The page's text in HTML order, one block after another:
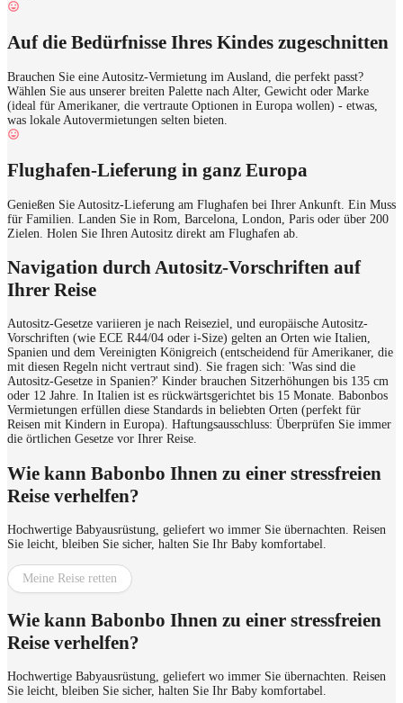
Auf die Bedürfnisse Ihres Kindes zugeschnitten
Brauchen Sie eine Autositz-Vermietung im Ausland, die perfekt passt?
Wählen Sie aus unserer breiten Palette nach Alter, Gewicht oder Marke
(ideal für Amerikaner, die vertraute Optionen in Europa wollen) - etwas,
was lokale Autovermietungen selten bieten.
Flughafen-Lieferung in ganz Europa
Genießen Sie Autositz-Lieferung am Flughafen bei Ihrer Ankunft. Ein Muss
für Familien. Landen Sie in Rom, Barcelona, London, Paris oder über 200
Zielen. Holen Sie Ihren Autositz direkt am Flughafen ab.
Navigation durch Autositz-Vorschriften auf
Ihrer Reise
Autositz-Gesetze variieren je nach Reiseziel, und europäische Autositz-
Vorschriften (wie ECE R44/04 oder i-Size) gelten an Orten wie Italien,
Spanien und dem Vereinigten Königreich (entscheidend für Amerikaner, die
mit diesen Regeln nicht vertraut sind). Sie fragen sich: 'Was sind die
Autositz-Gesetze in Spanien?' Kinder brauchen Sitzerhöhungen bis 135 cm
oder 12 Jahre. In Italien ist es rückwärtsgerichtet bis 15 Monate. Babonbos
Vermietungen erfüllen diese Standards in beliebten Orten (perfekt für
Reisen mit Kindern in Europa). Haftungsausschluss: Überprüfen Sie immer
die örtlichen Gesetze vor Ihrer Reise.
Wie kann Babonbo Ihnen zu einer stressfreien
Reise verhelfen?
Hochwertige Babyausrüstung, geliefert wo immer Sie übernachten. Reisen
Sie leicht, bleiben Sie sicher, halten Sie Ihr Baby komfortabel.
Meine Reise retten
Wie kann Babonbo Ihnen zu einer stressfreien
Reise verhelfen?
Hochwertige Babyausrüstung, geliefert wo immer Sie übernachten. Reisen
Sie leicht, bleiben Sie sicher, halten Sie Ihr Baby komfortabel.